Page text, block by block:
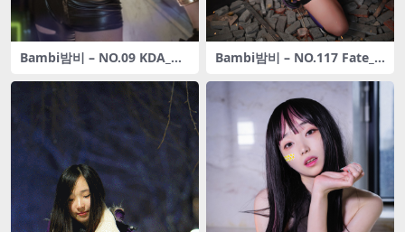
Bambi밤비 – NO.09 KDA_Ak
Bambi밤비 – NO.117 Fate_G
ht (Shielder) [22P-188M]